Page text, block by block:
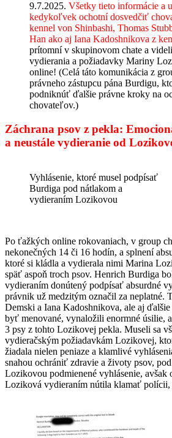
9.7.2025. Všetky tieto informácie a
kedykoľvek ochotní dosvedčiť
kennel von Shinbashi, Thomas
Han ako aj Iana Kadoshnikova z
prítomní v skupinovom chate a
vydierania a požiadavky Mariny
online! (Celá táto komunikácia z
právneho zástupcu pána Burdigu,
podniknúť ďalšie právne kroky na
chovateľov.)
Záchrana psov z pekla:
a neustále vydieranie od
Vyhlásenie, ktoré musel podpísať
Burdiga pod nátlakom a
vydieraním Lozikovou
Po ťažkých online rokovaniach, v group
nekonečných 14 či 16 hodín, a splnení
ktoré si kládla a vydierala nimi Marina
späť aspoň troch psov. Henrich Burdiga
vydieraním donútený podpísať absurdné
právnik už medzitým označil za neplatné.
Demski a Iana Kadoshnikova, ale aj
byť menované, vynaložili enormné úsilie,
3 psy z tohto Lozikovej pekla. Museli sa
vydieračským požiadavkám Lozikovej,
žiadala nielen peniaze a klamlivé
snahou ochrániť zdravie a životy psov,
Lozikovou podmienené vyhlásenie, avšak
Loziková vydieraním nútila klamať polícii,